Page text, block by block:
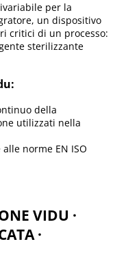
per la
un dispositivo
critici di un processo:
sterilizzante
della
utilizzati nella
norme EN ISO
VIDU ·
·